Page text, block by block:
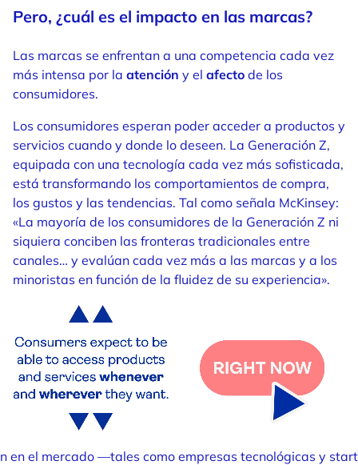
Pero, ¿cuál es el impacto en las marcas?
Las marcas se enfrentan a una competencia cada vez
más intensa por la atención y el afecto de los
consumidores.
Los consumidores esperan poder acceder a productos y
servicios cuando y donde lo deseen. La Generación Z,
equipada con una tecnología cada vez más sofisticada,
está transformando los comportamientos de compra,
los gustos y las tendencias. Tal como señala McKinsey:
«La mayoría de los consumidores de la Generación Z ni
siquiera conciben las fronteras tradicionales entre
canales… y evalúan cada vez más a las marcas y a los
minoristas en función de la fluidez de su experiencia».
el mercado —tales como empresas tecnológicas y